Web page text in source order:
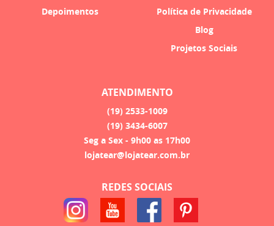
Depoimentos
Política de Privacidade
Blog
Projetos Sociais
ATENDIMENTO
(19) 2533-1009
(19) 3434-6007
Seg a Sex - 9h00 as 17h00
lojatear@lojatear.com.br
REDES SOCIAIS